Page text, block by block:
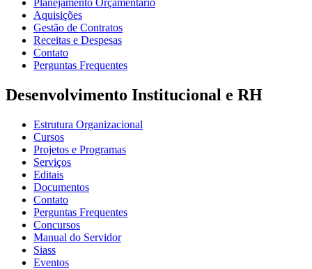
Planejamento Orçamentário
Aquisições
Gestão de Contratos
Receitas e Despesas
Contato
Perguntas Frequentes
Desenvolvimento Institucional e RH
Estrutura Organizacional
Cursos
Projetos e Programas
Serviços
Editais
Documentos
Contato
Perguntas Frequentes
Concursos
Manual do Servidor
Siass
Eventos